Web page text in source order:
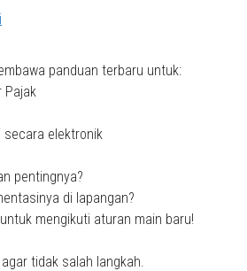
panduan terbaru untuk:
Pajak
secara elektronik
pentingnya?
di lapangan?
mengikuti aturan main baru!
tidak salah langkah.